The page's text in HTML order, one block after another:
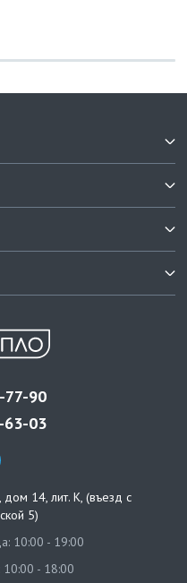
77-90
63-03
дом 14, лит. К, (въезд с
5)
10:00 - 19:00
10:00 - 18:00